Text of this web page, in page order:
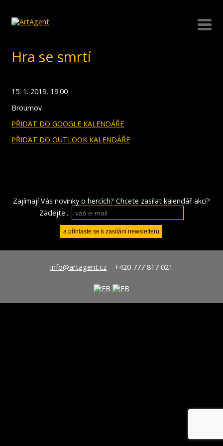
Hra se smrtí
15. 1. 2019, 19:00
Broumov
PŘIDAT DO GOOGLE KALENDÁŘE
PŘIDAT DO OUTLOOK KALENDÁŘE
Zajímají Vás novinky o hercích? Chcete zasílat kalendář akcí?
Zadejte...
info@artagent.cz+420 777 817 021